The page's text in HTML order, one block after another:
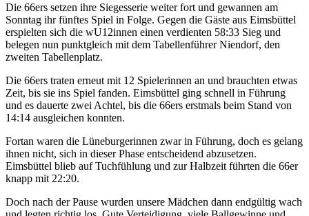
Die 66ers setzen ihre Siegesserie weiter fort und gewannen am
Sonntag ihr fünftes Spiel in Folge. Gegen die Gäste aus Eimsbüttel
erspielten sich die wU12innen einen verdienten 58:33 Sieg und
belegen nun punktgleich mit dem Tabellenführer Niendorf, den
zweiten Tabellenplatz.
Die 66ers traten erneut mit 12 Spielerinnen an und brauchten etwas
Zeit, bis sie ins Spiel fanden. Eimsbüttel ging schnell in Führung
und es dauerte zwei Achtel, bis die 66ers erstmals beim Stand von
14:14 ausgleichen konnten.
Fortan waren die Lüneburgerinnen zwar in Führung, doch es gelang
ihnen nicht, sich in dieser Phase entscheidend abzusetzen.
Eimsbüttel blieb auf Tuchfühlung und zur Halbzeit führten die 66er
knapp mit 22:20.
Doch nach der Pause wurden unsere Mädchen dann endgültig wach